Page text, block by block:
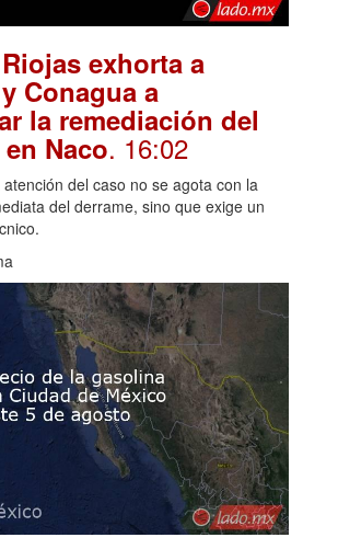
exhorta a
Conagua a
la remediación del
Naco. 16:02
del caso no se agota con la
del derrame, sino que exige un